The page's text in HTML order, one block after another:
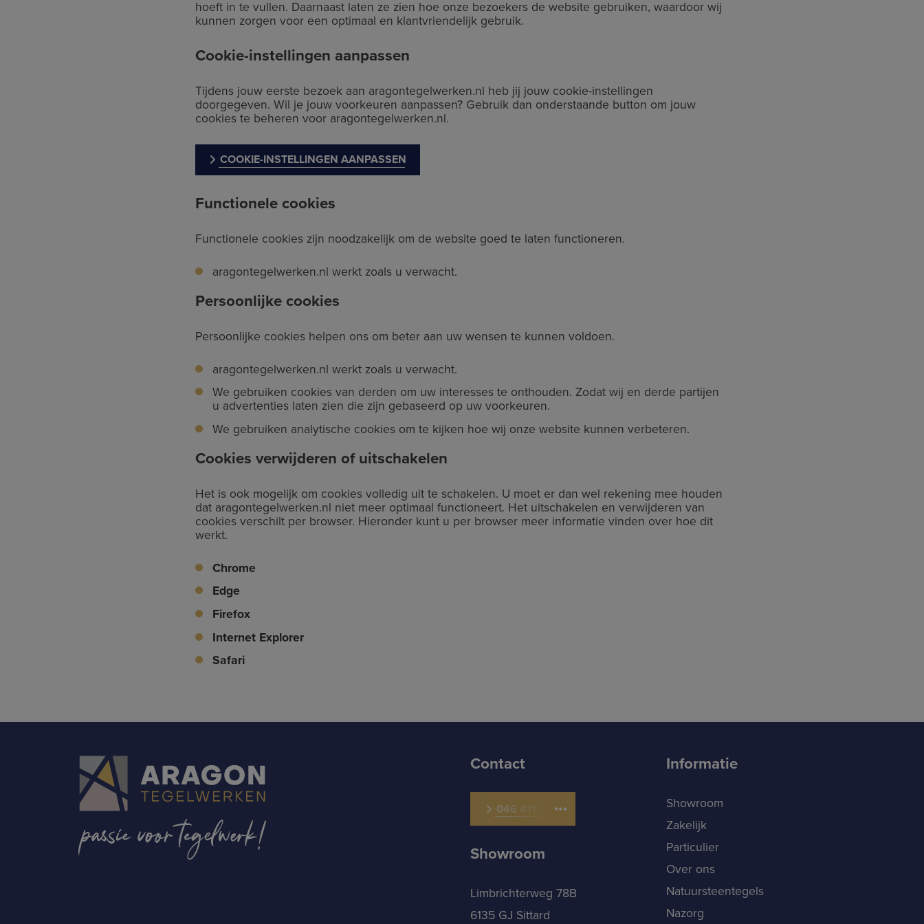
hoeft in te vullen. Daarnaast laten ze zien hoe onze bezoekers de website gebruiken, waardoor wij
kunnen zorgen voor een optimaal en klantvriendelijk gebruik.
Cookie-instellingen aanpassen
Tijdens jouw eerste bezoek aan aragontegelwerken.nl heb jij jouw cookie-instellingen
doorgegeven. Wil je jouw voorkeuren aanpassen? Gebruik dan onderstaande button om jouw
cookies te beheren voor aragontegelwerken.nl.
COOKIE-INSTELLINGEN AANPASSEN
Functionele cookies
Functionele cookies zijn noodzakelijk om de website goed te laten functioneren.
aragontegelwerken.nl werkt zoals u verwacht.
Persoonlijke cookies
Persoonlijke cookies helpen ons om beter aan uw wensen te kunnen voldoen.
aragontegelwerken.nl werkt zoals u verwacht.
We gebruiken cookies van derden om uw interesses te onthouden. Zodat wij en derde partijen
u advertenties laten zien die zijn gebaseerd op uw voorkeuren.
We gebruiken analytische cookies om te kijken hoe wij onze website kunnen verbeteren.
Cookies verwijderen of uitschakelen
Het is ook mogelijk om cookies volledig uit te schakelen. U moet er dan wel rekening mee houden
dat aragontegelwerken.nl niet meer optimaal functioneert. Het uitschakelen en verwijderen van
cookies verschilt per browser. Hieronder kunt u per browser meer informatie vinden over hoe dit
werkt.
Chrome
Edge
Firefox
Internet Explorer
Safari
Contact
046 411 5111
Showroom
Limbrichterweg 78B
6135 GJ Sittard
Informatie
Showroom
Zakelijk
Particulier
Over ons
Natuursteentegels
Nazorg